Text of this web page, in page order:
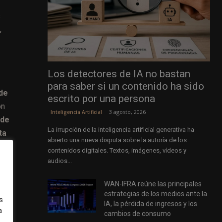
Los detectores de IA no bastan
para saber si un contenido ha sido
escrito por una persona
Inteligencia Artificial 3 agosto, 2026
La irrupción de la inteligencia artificial generativa ha
abierto una nueva disputa sobre la autoría de los
contenidos digitales. Textos, imágenes, vídeos y
audios...
WAN-IFRA reúne las principales
estrategias de los medios ante la
IA, la pérdida de ingresos y los
cambios de consumo